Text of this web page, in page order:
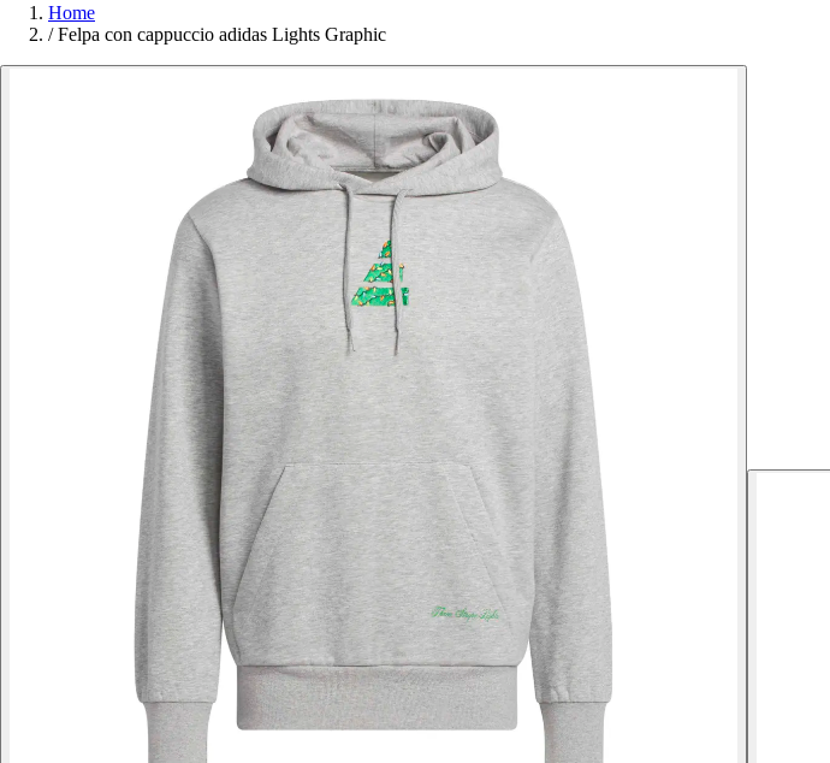
Home
/ Felpa con cappuccio adidas Lights Graphic